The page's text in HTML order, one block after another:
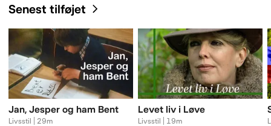
Senest tilføjet
Jan, Jesper og ham Bent
Livsstil | 29m
Levet liv i Løve
Livsstil | 19m